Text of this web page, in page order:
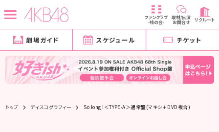
ファンクラブ
-柱の会-
取材/出演
お問合せ リクルート
劇場ガイド スケジュール チケット
トップ ディスコグラフィー So long !＜TYPE-A＞通常盤(マキシ＋DVD複合)